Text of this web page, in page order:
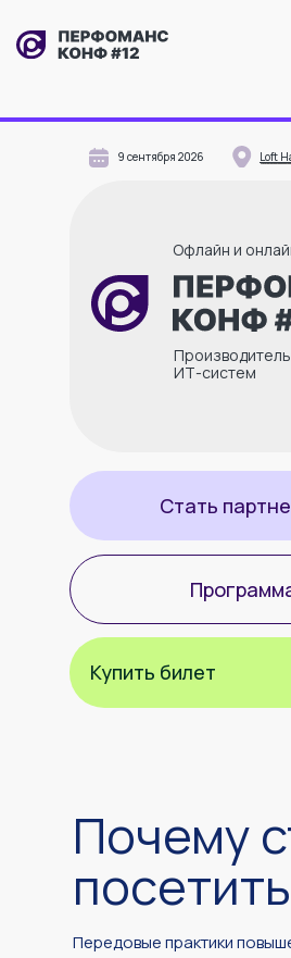
ИТ-систем
Офлайн и
Купить билет
Стать
9 сентября 2026 Loft
Передовые практики
Почему